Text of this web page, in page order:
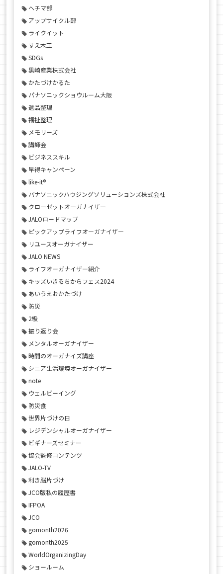
ヘチマ部
アップサイクル部
ライクイット
すえ木工
SDGs
黒崎産業株式会社
かたづけかるた
パナソニックショウルーム大阪
遺品整理
福祉整理
メモリーズ
講師会
ビジネススキル
早得キャンペーン
like-it®
パナソニックハウジングソリューションズ株式会社
クローゼットオーガナイザー
JALOロードマップ
ピックアップライフオーガナイザー
リユースオーガナイザー
JALO NEWS
ライフオーガナイザー紹介
キッズいきるちからフェス2024
あいうえおかたづけ
防災
2級
振り返り会
メンタルオーガナイザー
時間のオーガナイズ講座
シニア生活環境オーガナイザー
note
ウェルビーイング
防災食
世界片づけの日
レジデンシャルオーガナイザー
ビギナーズセミナー
協会監修コンテンツ
JALO-TV
利き脳片づけ
JCO版私の履歴書
IFPOA
JCO
gomonth2026
gomonth2025
WorldOrganizingDay
ショールーム